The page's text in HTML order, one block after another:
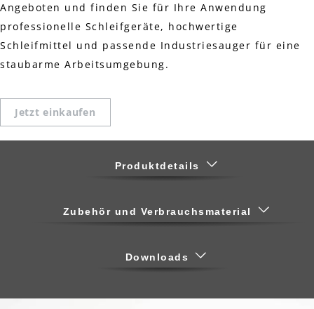
Angeboten und finden Sie für Ihre Anwendung
professionelle Schleifgeräte, hochwertige
Schleifmittel und passende Industriesauger für eine
staubarme Arbeitsumgebung.
Jetzt einkaufen
Produktdetails
Zubehör und Verbrauchsmaterial
Downloads